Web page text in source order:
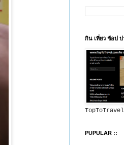
กิน เที่ยว ช้อป ป
PUPULAR ::